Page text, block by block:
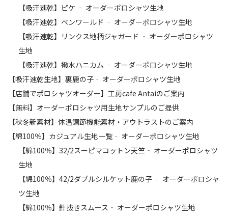
【吸汗速乾】ピケ ‐ オーダーポロシャツ生地
【吸汗速乾】ベンワールド ‐ オーダーポロシャツ生地
【吸汗速乾】リンクス地柄ジャガード ‐ オーダーポロシャツ
生地
【吸汗速乾】撥水ハニカム ‐ オーダーポロシャツ生地
【吸汗速乾生地】裏鹿の子‐ オーダーポロシャツ生地
【店舗でポロシャツオーダー】工房cafe Antaiのご案内
【無料】オーダーポロシャツ用生地サンプルのご提供
【秋冬新素材】体温調節機能素材・アウトラストのご案内
【綿100％】カジュアル生地一覧‐ オーダーポロシャツ生地
【綿100％】32/2スーピマコットン天竺‐ オーダーポロシャツ
生地
【綿100％】42/2ダブルシルケット鹿の子 ‐ オーダーポロシャ
ツ生地
【綿100％】針抜きスムース‐ オーダーポロシャツ生地